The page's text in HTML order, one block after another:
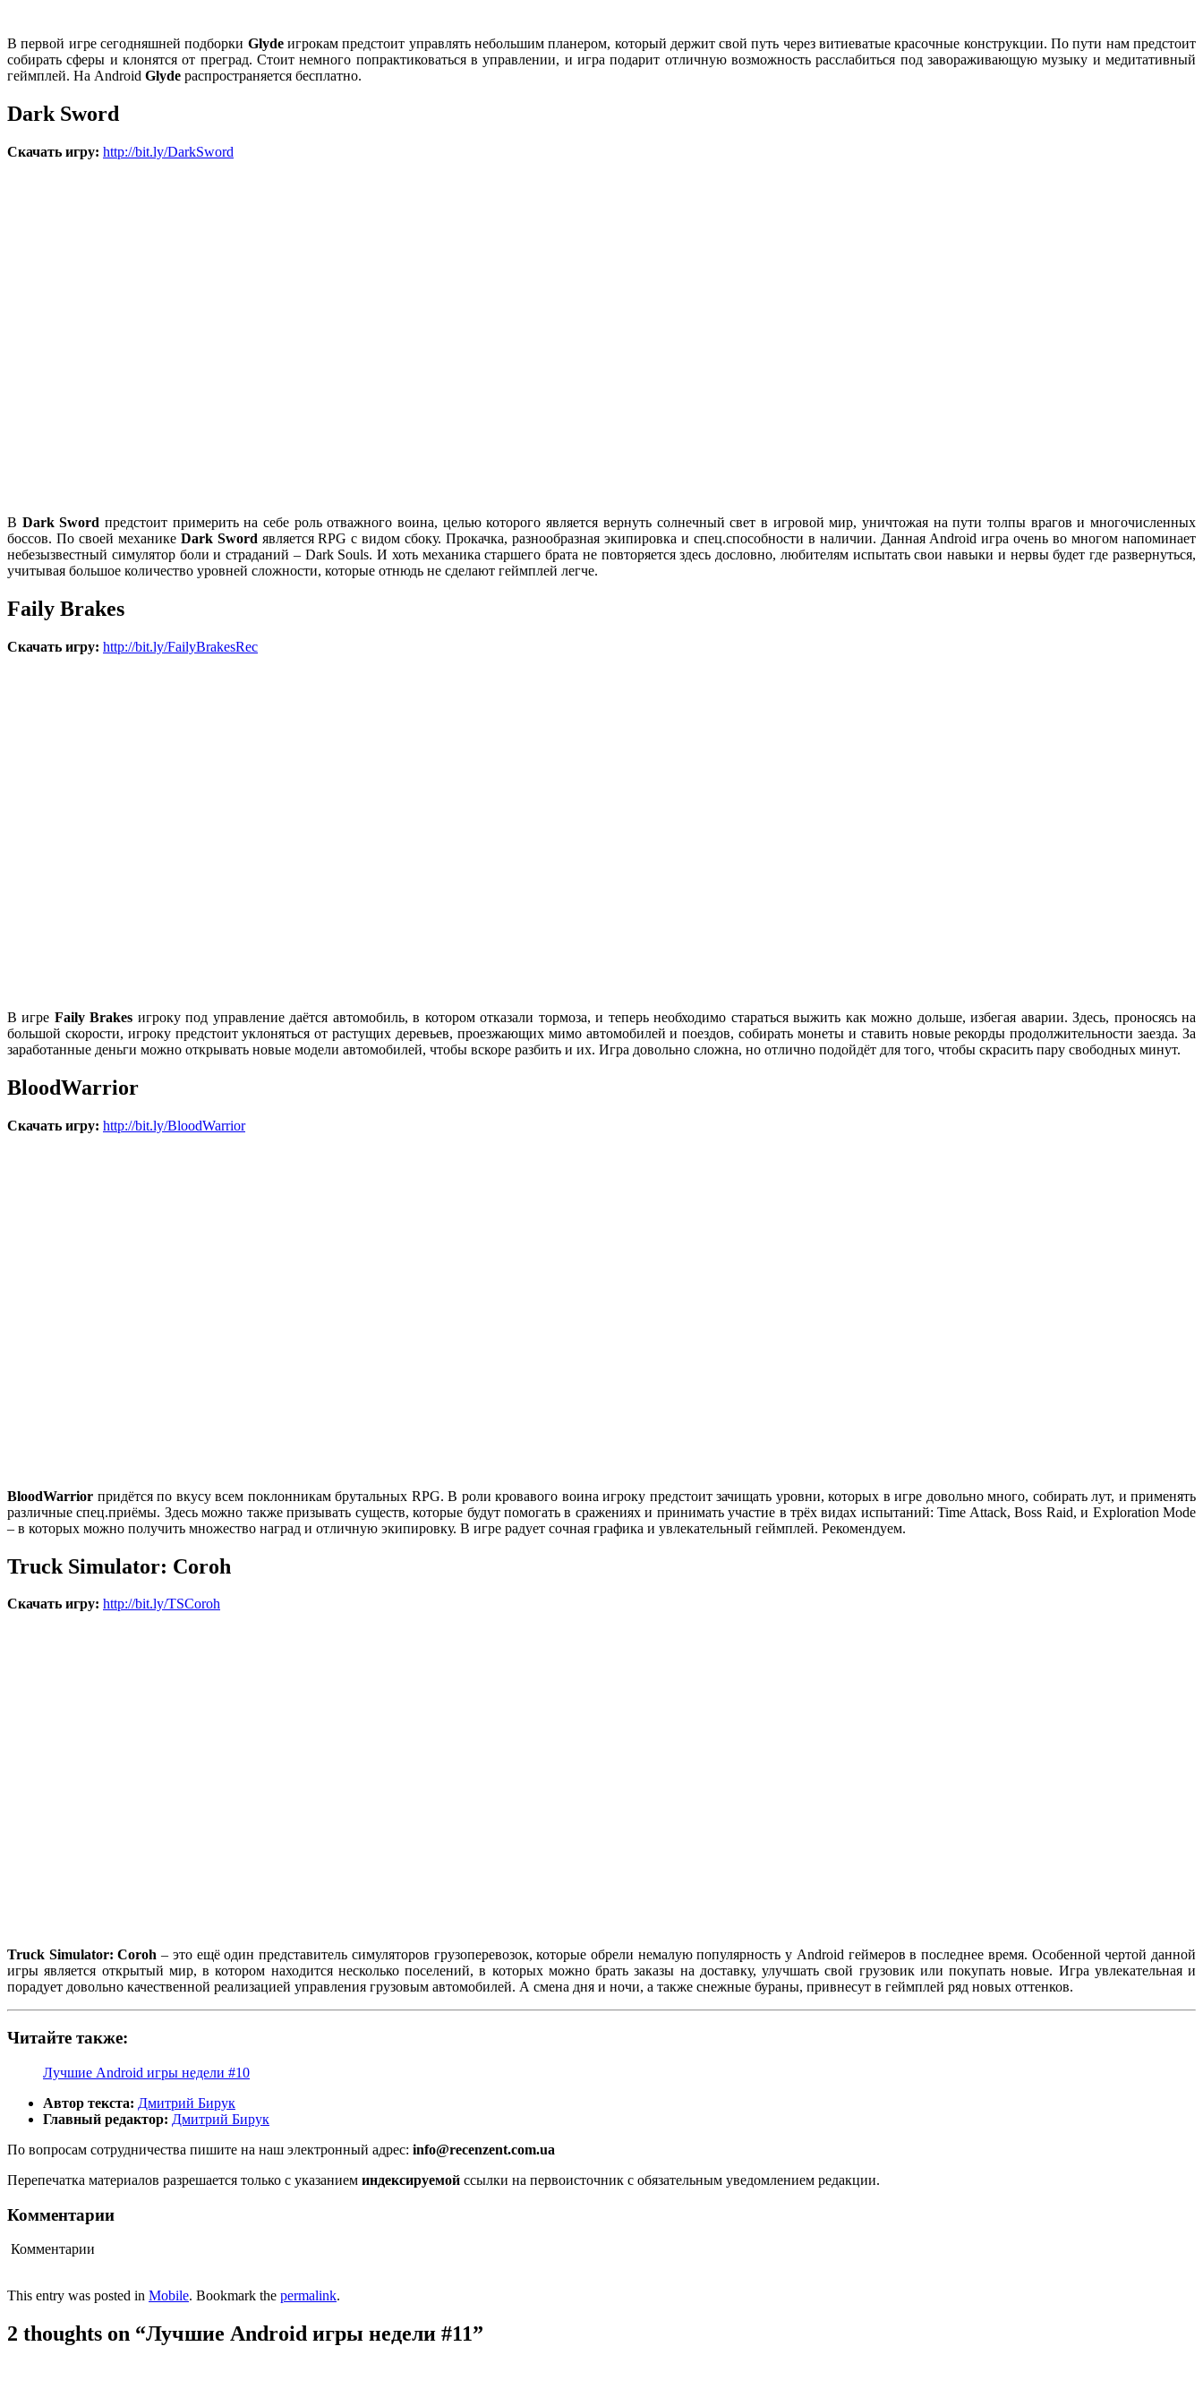
В первой игре сегодняшней подборки Glydeигрокам предстоит управлять небольшим планером, который держит свой путь через витиеватые красочные конструкции. По пути нам предстоит
собирать сферы и клонятся от преград. Стоит немного попрактиковаться в управлении, и игра подарит отличную возможность расслабиться под завораживающую музыку и медитативный
геймплей. На Android Glyde распространяется бесплатно.
Dark Sword
Скачать игру: http://bit.ly/DarkSword
В Dark Sword предстоит примерить на себе роль отважного воина, целью которого является вернуть солнечный свет в игровой мир, уничтожая на пути толпы врагов и многочисленных
боссов. По своей механике Dark Sword является RPG с видом сбоку. Прокачка, разнообразная экипировка и спец.способности в наличии. Данная Android игра очень во многом напоминает
небезызвестный симулятор боли и страданий – Dark Souls. И хоть механика старшего брата не повторяется здесь дословно, любителям испытать свои навыки и нервы будет где развернуться,
учитывая большое количество уровней сложности, которые отнюдь не сделают геймплей легче.
Faily Brakes
Скачать игру: http://bit.ly/FailyBrakesRec
В игре Faily Brakes игроку под управление даётся автомобиль, в котором отказали тормоза, и теперь необходимо стараться выжить как можно дольше, избегая аварии. Здесь, проносясь на
большой скорости, игроку предстоит уклоняться от растущих деревьев, проезжающих мимо автомобилей и поездов, собирать монеты и ставить новые рекорды продолжительности заезда. За
заработанные деньги можно открывать новые модели автомобилей, чтобы вскоре разбить и их. Игра довольно сложна, но отлично подойдёт для того, чтобы скрасить пару свободных минут.
BloodWarrior
Скачать игру: http://bit.ly/BloodWarrior
BloodWarrior придётся по вкусу всем поклонникам брутальных RPG. В роли кровавого воина игроку предстоит зачищать уровни, которых в игре довольно много, собирать лут, и применять
различные спец.приёмы. Здесь можно также призывать существ, которые будут помогать в сражениях и принимать участие в трёх видах испытаний: Time Attack, Boss Raid, и Exploration Mode
– в которых можно получить множество наград и отличную экипировку. В игре радует сочная графика и увлекательный геймплей. Рекомендуем.
Truck Simulator: Coroh
Скачать игру: http://bit.ly/TSCoroh
Truck Simulator: Coroh – это ещё один представитель симуляторов грузоперевозок, которые обрели немалую популярность у Android геймеров в последнее время. Особенной чертой данной
игры является открытый мир, в котором находится несколько поселений, в которых можно брать заказы на доставку, улучшать свой грузовик или покупать новые. Игра увлекательная и
порадует довольно качественной реализацией управления грузовым автомобилей. А смена дня и ночи, а также снежные бураны, привнесут в геймплей ряд новых оттенков.
Читайте также:
Лучшие Android игры недели #10
Автор текста: Дмитрий Бирук
Главный редактор: Дмитрий Бирук
По вопросам сотрудничества пишите на наш электронный адрес: info@recenzent.com.ua
Перепечатка материалов разрешается только с указанием индексируемой ссылки на первоисточник с обязательным уведомлением редакции.
Комментарии
Комментарии
This entry was posted in Mobile. Bookmark the permalink.
2 thoughts on “Лучшие Android игры недели #11”